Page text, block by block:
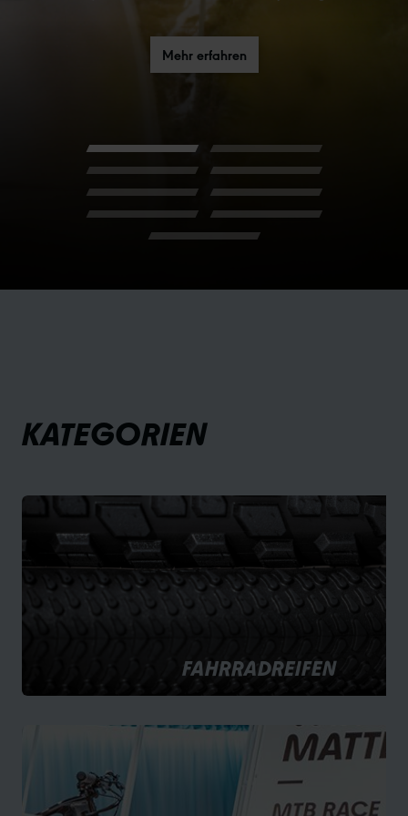
Mehr erfahren
KATEGORIEN
FAHRRADREIFEN